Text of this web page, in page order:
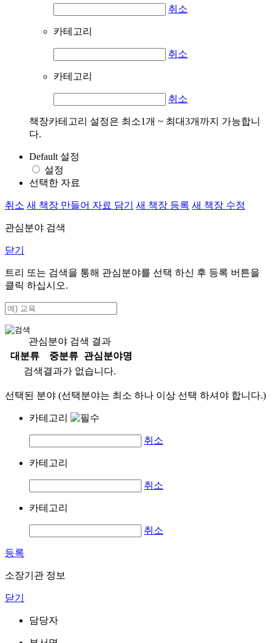
취소
카테고리
취소
카테고리
취소
책장카테고리 설정은 최소1개 ~ 최대3개까지 가능합니
다.
Default 설정
설정
선택한 자료
취소 새 책장 만들어 자료 담기 새 책장 등록 새 책장 수정
관심분야 검색
닫기
트리 또는 검색을 통해 관심분야를 선택 하신 후 등록 버튼을
클릭 하십시오.
관심분야 검색 결과
대분류
중분류
관심분야명
검색결과가 없습니다.
선택된 분야 (선택분야는 최소 하나 이상 선택 하셔야 합니다.)
카테고리
취소
카테고리
취소
카테고리
취소
등록
소장기관 정보
닫기
담당자